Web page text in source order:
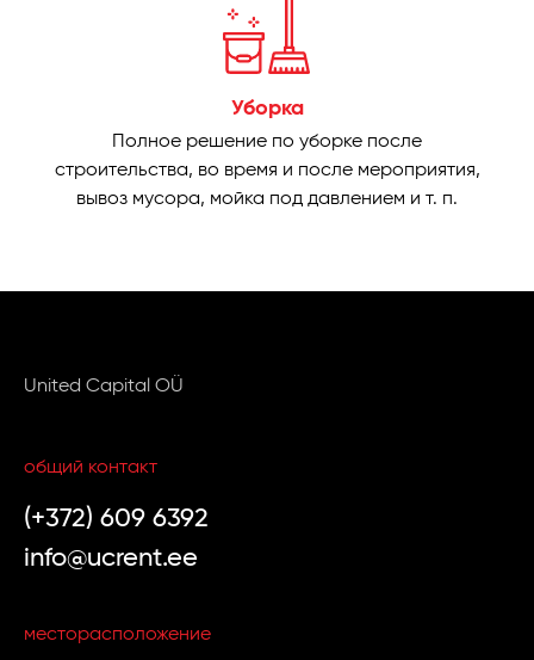
Уборка
Полное решение по уборке после
строительства, во время и после мероприятия,
вывоз мусора, мойка под давлением и т. п.
United Capital OÜ
общий контакт
(+372) 609 6392
info@ucrent.ee
месторасположение